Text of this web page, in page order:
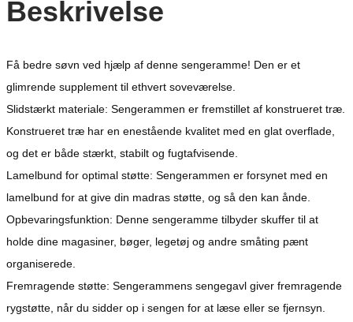
Beskrivelse
Få bedre søvn ved hjælp af denne sengeramme! Den er et
glimrende supplement til ethvert soveværelse.
Slidstærkt materiale: Sengerammen er fremstillet af konstrueret træ.
Konstrueret træ har en enestående kvalitet med en glat overflade,
og det er både stærkt, stabilt og fugtafvisende.
Lamelbund for optimal støtte: Sengerammen er forsynet med en
lamelbund for at give din madras støtte, og så den kan ånde.
Opbevaringsfunktion: Denne sengeramme tilbyder skuffer til at
holde dine magasiner, bøger, legetøj og andre småting pænt
organiserede.
Fremragende støtte: Sengerammens sengegavl giver fremragende
rygstøtte, når du sidder op i sengen for at læse eller se fjernsyn.